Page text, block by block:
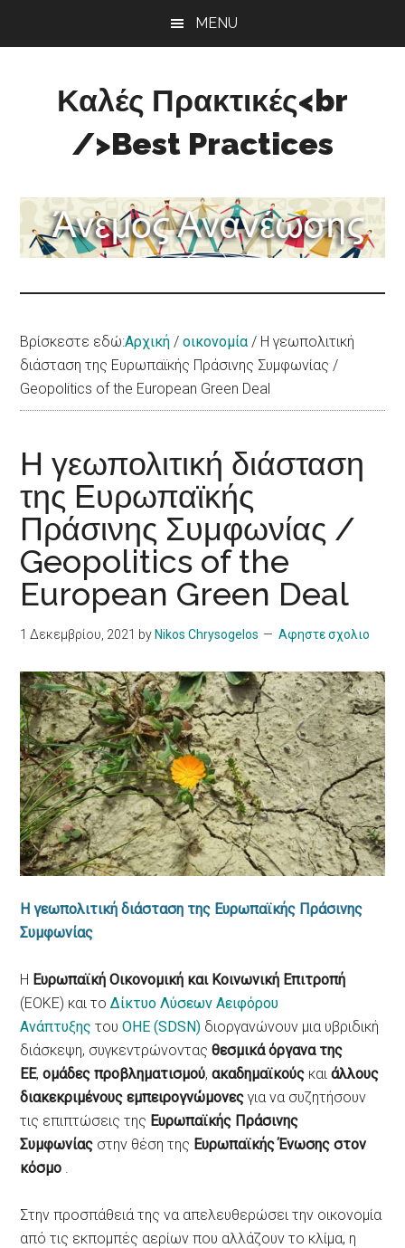
MENU
Καλές Πρακτικές<br
/>Best Practices
Ανανέωσης
Βρίσκεστε εδώ:Αρχική / οικονομία / Η γεωπολιτική
διάσταση της Ευρωπαϊκής Πράσινης Συμφωνίας /
Geopolitics of the European Green Deal
Η γεωπολιτική διάσταση
της Ευρωπαϊκής
Πράσινης Συμφωνίας /
Geopolitics of the
European Green Deal
1 Δεκεμβρίου, 2021 by Nikos Chrysogelos Αφηστε σχολιο
Η γεωπολιτική διάσταση της Ευρωπαϊκής Πράσινης
Συμφωνίας
Η Ευρωπαϊκή Οικονομική και Κοινωνική Επιτροπή
(ΕΟΚΕ) και τοΔίκτυο Λύσεων Αειφόρου
Ανάπτυξης τουΟΗΕ (SDSN) διοργανώνουν μια υβριδική
διάσκεψη, συγκεντρώνονταςθεσμικά όργανα της
ΕΕ,ομάδες προβληματισμού,ακαδημαϊκούς καιάλλους
διακεκριμένους εμπειρογνώμονες για να συζητήσουν
τις επιπτώσεις της Ευρωπαϊκής Πράσινης
Συμφωνίας στην θέση της Ευρωπαϊκής Ένωσης στον
κόσμο .
Στην προσπάθειά της να απελευθερώσει την οικονομία
από τις εκπομπές αερίων που αλλάζουν το κλίμα, η